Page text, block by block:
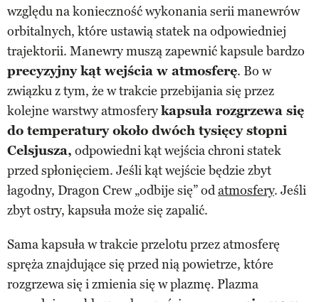
względu na konieczność wykonania serii manewrów
orbitalnych, które ustawią statek na odpowiedniej
trajektorii. Manewry muszą zapewnić kapsule bardzo
precyzyjny kąt wejścia w atmosferę. Bo w
związku z tym, że w trakcie przebijania się przez
kolejne warstwy atmosferykapsuła rozgrzewa się
do temperatury około dwóch tysięcy stopni
Celsjusza, odpowiedni kąt wejścia chroni statek
przed spłonięciem. Jeśli kąt wejście będzie zbyt
łagodny, Dragon Crew „odbije się” odatmosfery. Jeśli
zbyt ostry, kapsuła może się zapalić.
Sama kapsuła w trakcie przelotu przez atmosferę
spręża znajdujące się przed nią powietrze, które
rozgrzewa się i zmienia się w plazmę. Plazma